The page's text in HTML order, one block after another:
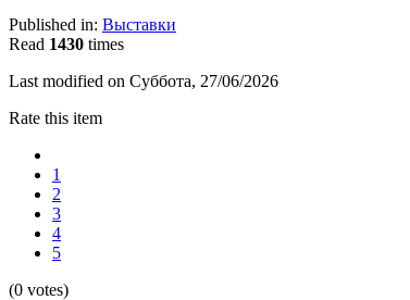
Published in: Выставки
Read 1430 times
Last modified on Суббота, 27/06/2026
Rate this item
1
2
3
4
5
(0 votes)